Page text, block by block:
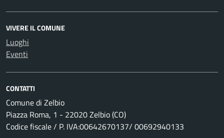
VIVERE IL COMUNE
Luoghi
Eventi
CONTATTI
Comune di Zelbio
Piazza Roma, 1 - 22020 Zelbio (CO)
Codice fiscale / P. IVA:00642670137/ 00692940133